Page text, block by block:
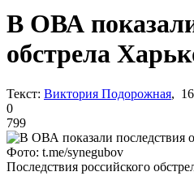
В ОВА
обстрела
Текст: Виктория Подорожная,
0
799
Фото: t.me/synegubov
Последствия российского